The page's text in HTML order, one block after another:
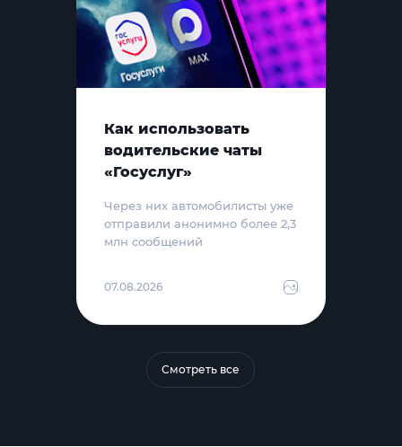
Как использовать
водительские чаты
«Госуслуг»
Через них автомобилисты уже
отправили анонимно более 2,3
млн сообщений
07.08.2026
Смотреть все